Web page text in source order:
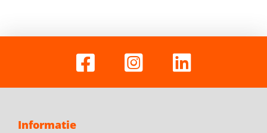
Informatie